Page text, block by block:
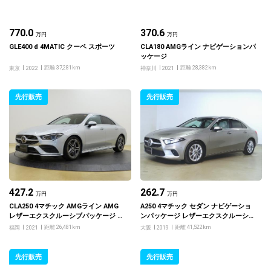
770.0 万円
GLE400 d 4MATIC クーペ スポーツ
東京 2022 距離 37,281km
370.6 万円
CLA180 AMGライン ナビゲーションパ
ッケージ
神奈川 2021 距離 28,382km
先行販売
427.2 万円
CLA250 4マチック AMGライン AMG
レザーエクスクルーシブパッケージ ナ
ビゲーションパッケージ アドバンスド
福岡 2021 距離 26,481km
先行販売
262.7 万円
A250 4マチック セダン ナビゲーショ
ンパッケージ レザーエクスクルーシブ
パッケージ
大阪 2019 距離 41,522km
先行販売 先行販売